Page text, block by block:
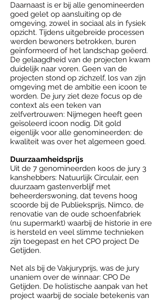
Daarnaast is er bij alle genomineerden
goed gelet op aansluiting op de
omgeving, zowel in sociaal als in fysiek
opzicht. Tijdens uitgebreide processen
werden bewoners betrokken, buren
geïnformeerd of het landschap geëerd.
De gelaagdheid van de projecten kwam
duidelijk naar voren. Geen van de
projecten stond op zichzelf, los van zijn
omgeving met de ambitie een icoon te
worden. De jury ziet deze focus op de
context als een teken van
zelfvertrouwen: Nijmegen heeft geen
geïsoleerd icoon nodig. Dit gold
eigenlijk voor alle genomineerden: de
kwaliteit was over het algemeen goed.
Duurzaamheidsprijs
Uit de 7 genomineerden koos de jury 3
kanshebbers: Natuurlijk Circulair, een
duurzaam gastenverblijf met
beheerderswoning, dat tevens hoog
scoorde bij de Publieksprijs, Nimco, de
renovatie van de oude schoenfabriek
(nu supermarkt) waarbij de historie in ere
is hersteld en veel slimme technieken
zijn toegepast en het CPO project De
Getijden.
Net als bij de Vakjuryprijs, was de jury
unaniem over de winnaar: CPO De
Getijden. De holistische aanpak van het
project waarbij de sociale betekenis van